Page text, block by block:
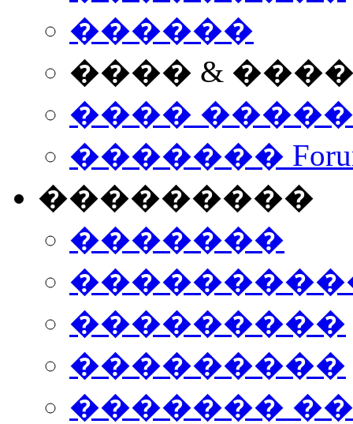
������
���� &
����
�������
���������
�������
���������
���������
�������